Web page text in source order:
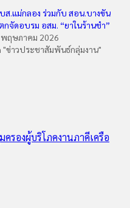
ส.แม่กลอง ร่วมกับ สอน.บางขัน
กจัดอบรม อสม. “ยาในร้านชำ”
พฤษภาคม 2026
"ข่าวประชาสัมพันธ์กลุ่มงาน"
ครองผู้บริโภคงานภาคีเครือ